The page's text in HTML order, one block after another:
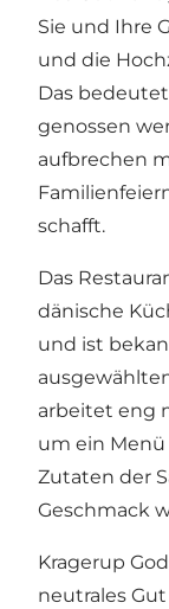
Sie und Ihre
und die
Das
genossen
aufbrechen
schafft.
Das
dänische
und ist
arbeitet eng
um ein Menü
Zutaten der
Geschmack
Kragerup
neutrales